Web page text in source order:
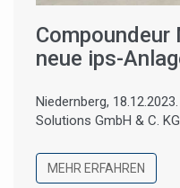
Compoundeur
neue ips-
Niedernberg,
Solutions GmbH & C.
MEHR ERFAHREN